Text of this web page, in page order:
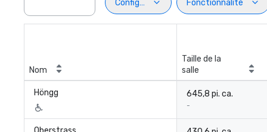
Configuration
Fonctionnalité
Nom
Taille de la
salle
Höngg 645,8 pi. ca.
-